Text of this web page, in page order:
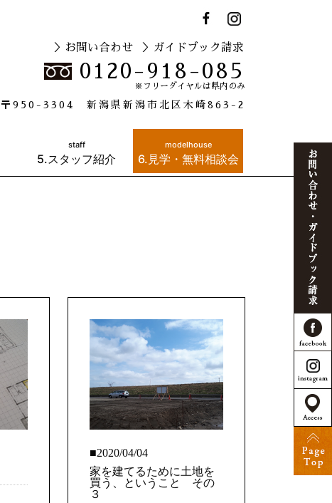
＞お問い合わせ ＞ガイドブック請求
0120-918-085
※フリーダイヤルは県内のみ
〒950-3304 新潟県新潟市北区木崎863-2
staff
5.スタッフ紹介
modelhouse
6.見学・無料相談会
■2020/04/04
家を建てるために土地を
買う、ということ その
３